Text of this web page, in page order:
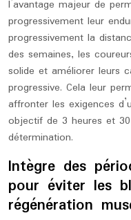
l’avantage majeur de
progressivement leur
progressivement la
des semaines, les
solide et améliorer leurs
progressive. Cela leur
affronter les exigences
objectif de 3 heures et
détermination.
Intègre des
pour éviter les
régénération